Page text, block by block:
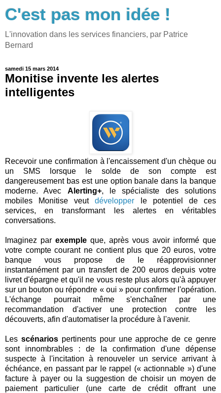
C'est pas mon idée !
L'innovation dans les services financiers, par Patrice
Bernard
samedi 15 mars 2014
Monitise invente les alertes
intelligentes
Recevoir une confirmation à l'encaissement d'un chèque ou
un SMS lorsque le solde de son compte est
dangereusement bas est une option banale dans la banque
moderne. Avec Alerting+, le spécialiste des solutions
mobiles Monitise veutdévelopper le potentiel de ces
services, en transformant les alertes en véritables
conversations.
Imaginez par exemple que, après vous avoir informé que
votre compte courant ne contient plus que 20 euros, votre
banque vous propose de le réapprovisionner
instantanément par un transfert de 200 euros depuis votre
livret d'épargne et qu'il ne vous reste plus alors qu'à appuyer
sur un bouton ou répondre « oui » pour confirmer l'opération.
L'échange pourrait même s'enchaîner par une
recommandation d'activer une protection contre les
découverts, afin d'automatiser la procédure à l'avenir.
Les scénariospertinents pour une approche de ce genre
sont innombrables : de la confirmation d'une dépense
suspecte à l'incitation à renouveler un service arrivant à
échéance, en passant par le rappel (« actionnable ») d'une
facture à payer ou la suggestion de choisir un moyen de
paiement particulier (une carte de crédit offrant une